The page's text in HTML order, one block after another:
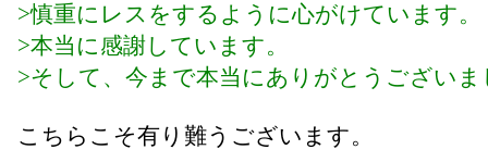
>慎重にレスをするように心がけています。
>本当に感謝しています。
>そして、今まで本当にありがとうございま
こちらこそ有り難うございます。